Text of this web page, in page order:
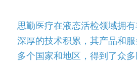
思勤医疗在液态活检领域拥
深厚的技术积累，其产品和
多个国家和地区，得到了众